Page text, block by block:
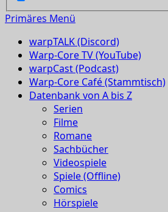
Primäres Menü
warpTALK (Discord)
Warp-Core TV (YouTube)
warpCast (Podcast)
Warp-Core Café (Stammtisch)
Datenbank von A bis Z
Serien
Filme
Romane
Sachbücher
Videospiele
Spiele (Offline)
Comics
Hörspiele